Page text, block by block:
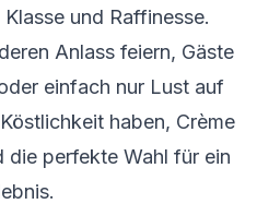
und Raffinesse.
Anlass feiern, Gäste
einfach nur Lust auf
haben, Crème
die perfekte Wahl für ein